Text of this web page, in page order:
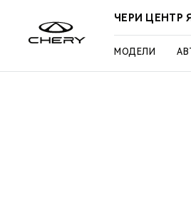
ЧЕРИ ЦЕНТР
МОДЕЛИ